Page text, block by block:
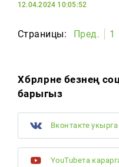
12.04.2024 10:05:52
Страницы: Пред. 1
Хәбәрләрне безнең
барыгыз
Вконтакте укырга
YouTubeта